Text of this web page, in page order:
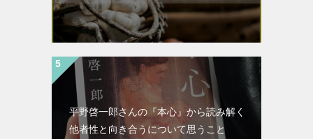
平野啓一郎さんの『本心』から読み解く
他者性と向き合うについて思うこと